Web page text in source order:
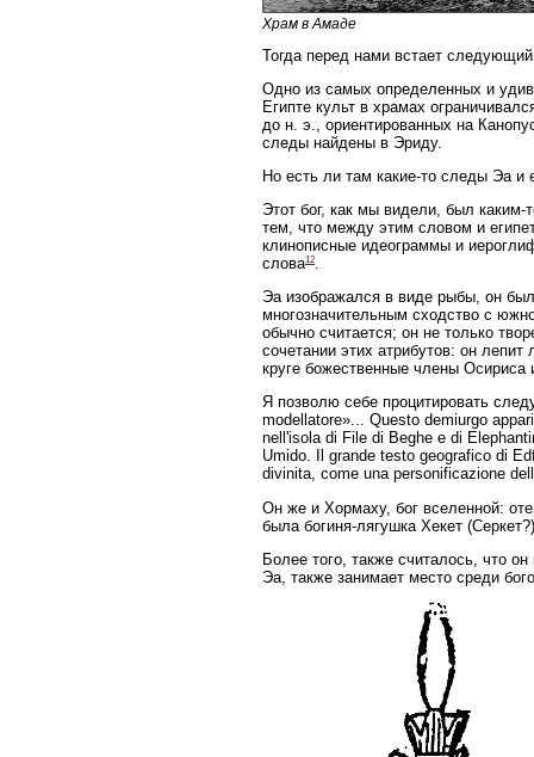
Храм в Амаде
Тогда перед нами встает
Одно из самых определенных и
Египте культ в храмах
до н. э., ориентированных на
следы найдены в Эриду.
Но есть ли там какие-то следы Эа и
Этот бог, как мы видели, был каким-
тем, что между этим словом и
клинописные идеограммы и
слова12.
Эа изображался в виде рыбы, он
многозначительным сходство с
обычно считается; он не только
сочетании этих атрибутов: он
круге божественные члены Осириса
Я позволю себе процитировать
modellatore»... Questo demiurgo
nell'isola di File di Beghe e di
Umido. Il grande testo geografico di
divinita, come una personificazione
Он же и Хормаху, бог вселенной:
была богиня-лягушка Хекет
Более того, также считалось, что
Эа, также занимает место среди